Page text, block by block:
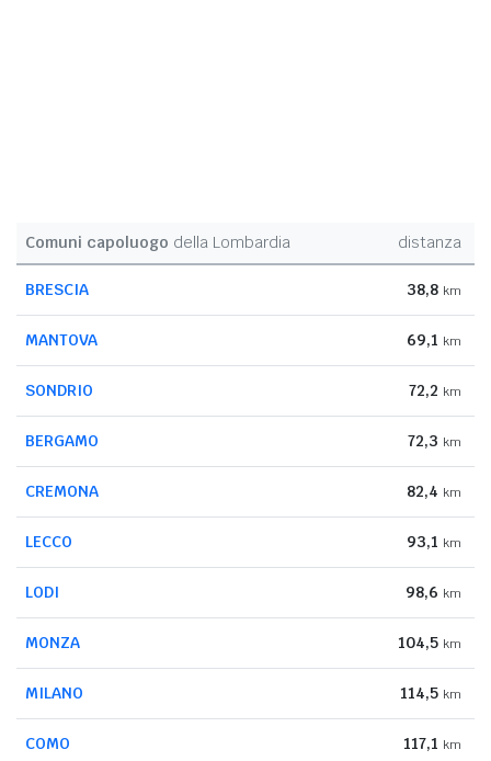
Comuni capoluogo della Lombardia distanza
BRESCIA 38,8 km
MANTOVA 69,1 km
SONDRIO 72,2 km
BERGAMO 72,3 km
CREMONA 82,4 km
LECCO 93,1 km
LODI 98,6 km
MONZA 104,5 km
MILANO 114,5 km
COMO 117,1 km